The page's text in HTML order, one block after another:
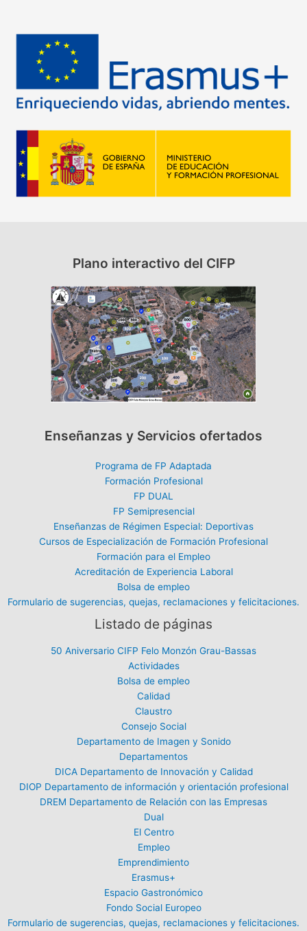
c
p
o
Plano interactivo del CIFP
Enseñanzas y Servicios ofertados
Programa de FP Adaptada
Formación Profesional
FP DUAL
FP Semipresencial
Enseñanzas de Régimen Especial: Deportivas
Cursos de Especialización de Formación Profesional
Formación para el Empleo
Acreditación de Experiencia Laboral
Bolsa de empleo
Formulario de sugerencias, quejas, reclamaciones y felicitaciones.
Listado de páginas
50 Aniversario CIFP Felo Monzón Grau-Bassas
Actividades
Bolsa de empleo
Calidad
Claustro
Consejo Social
Departamento de Imagen y Sonido
Departamentos
DICA Departamento de Innovación y Calidad
DIOP Departamento de información y orientación profesional
DREM Departamento de Relación con las Empresas
Dual
El Centro
Empleo
Emprendimiento
Erasmus+
Espacio Gastronómico
Fondo Social Europeo
Formulario de sugerencias, quejas, reclamaciones y felicitaciones.